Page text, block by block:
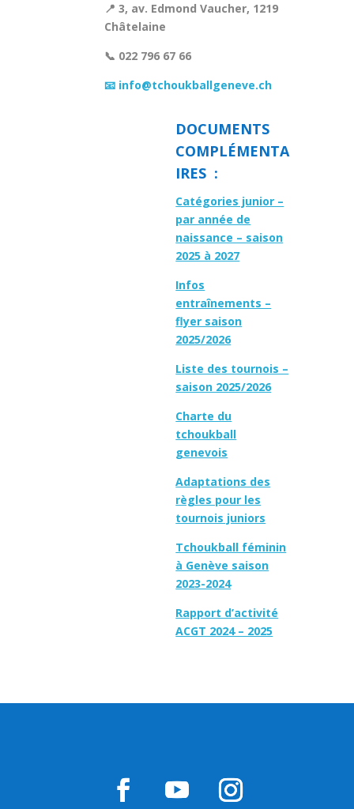
📍 3, av. Edmond Vaucher, 1219
Châtelaine
📞 022 796 67 66
📧 info@tchoukballgeneve.ch
DOCUMENTS
COMPLÉMENTA
IRES :
Catégories junior –
par année de
naissance – saison
2025 à 2027
Infos
entraînements –
flyer saison
2025/2026
Liste des tournois –
saison 2025/2026
Charte du
tchoukball
genevois
Adaptations des
règles pour les
tournois juniors
Tchoukball féminin
à Genève saison
2023-2024
Rapport d’activité
ACGT 2024 – 2025